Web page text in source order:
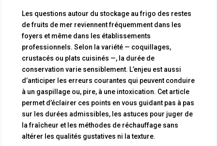
Les questions autour du stockage au frigo des restes
de fruits de mer reviennent fréquemment dans les
foyers et même dans les établissements
professionnels. Selon la variété — coquillages,
crustacés ou plats cuisinés —, la durée de
conservation varie sensiblement. L’enjeu est aussi
d’anticiper les erreurs courantes qui peuvent conduire
à un gaspillage ou, pire, à une intoxication. Cet article
permet d’éclairer ces points en vous guidant pas à pas
sur les durées admissibles, les astuces pour juger de
la fraîcheur et les méthodes de réchauffage sans
altérer les qualités gustatives ni la texture.